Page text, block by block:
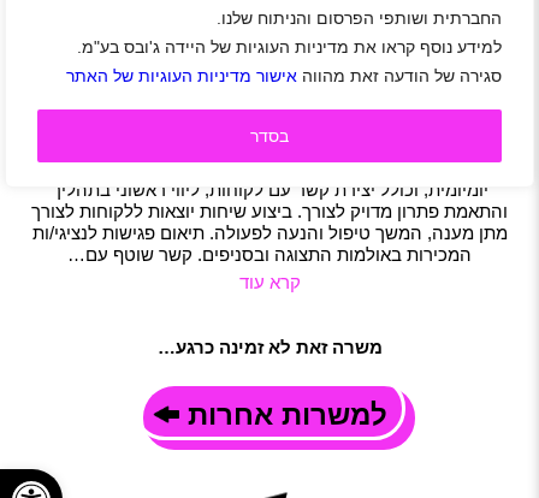
החברתית ושותפי הפרסום והניתוח שלנו.
למידע נוסף קראו את מדיניות העוגיות של היידה ג'ובס בע"מ.
סגירה של הודעה זאת מהווה אישור מדיניות העוגיות של האתר
בסדר
מוקדים שירות/מכירות
אזור דרום|אזור שפלה|בני עי"ש|יבנה|גדרה|אשדוד|
תיאור משרה
התפקיד משלב עולם של שירות לקוחות עם עשייה מכירתית
יומיומית, וכולל יצירת קשר עם לקוחות, ליווי ראשוני בתהליך
והתאמת פתרון מדויק לצורך. ביצוע שיחות יוצאות ללקוחות לצורך
מתן מענה, המשך טיפול והנעה לפעולה. תיאום פגישות לנציגי/ות
המכירות באולמות התצוגה ובסניפים. קשר שוטף עם…
קרא עוד
משרה זאת לא זמינה כרגע…
למשרות אחרות